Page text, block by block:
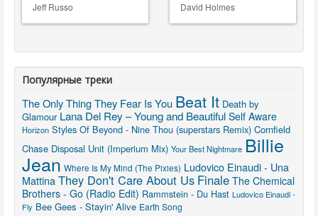
Jeff Russo David Holmes
Популярные треки
The Only Thing They Fear Is You Beat It Death by
Glamour Lana Del Rey – Young and Beautiful Self Aware
Horizon Styles Of Beyond - Nine Thou (superstars Remix) Cornfield
Chase Disposal Unit (Imperium Mix) Your Best Nightmare Billie
Jean Where Is My Mind (The Pixies) Ludovico Einaudi - Una
MattinaThey Don't Care About Us Finale The Chemical
Brothers - Go (Radio Edit) Rammstein - Du Hast Ludovico Einaudi -
Fly Bee Gees - Stayin' Alive Earth Song